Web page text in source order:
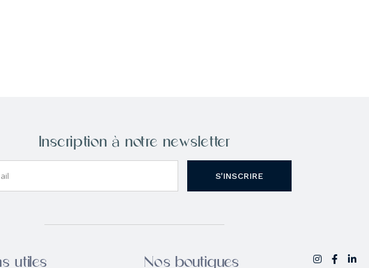
Inscription à notre newsletter
S'INSCRIRE
utiles Nos boutiques